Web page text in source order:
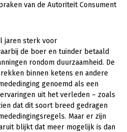
en onderwijs
van de Autoriteit Consument
jaren sterk voor
de boer en tuinder betaald
rondom duurzaamheid. De
binnen ketens en andere
genoemd als een
uit het verleden – zoals
dat dit soort breed gedragen
Maar er zijn
blijkt dat meer mogelijk is dan